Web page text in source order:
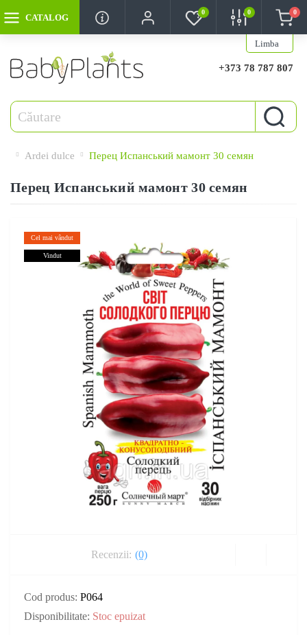
CATALOG
Limba
0 0 0
+373 78 787 807
Ardei dulce Перец Испанський мамонт 30 семян
Перец Испанський мамонт 30 семян
Cel mai vândut
Vindut
Recenzii: (0)
Cod produs: P064
Disponibilitate: Stoc epuizat